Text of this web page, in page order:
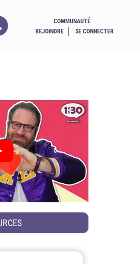
COMMUNAUTÉ
REJOINDRE
SE CONNECTER